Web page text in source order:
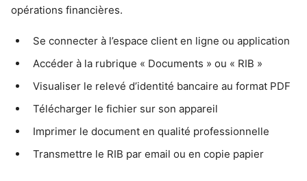
opérations financières.
Se connecter à l’espace client en ligne ou application
Accéder à la rubrique « Documents » ou « RIB »
Visualiser le relevé d’identité bancaire au format PDF
Télécharger le fichier sur son appareil
Imprimer le document en qualité professionnelle
Transmettre le RIB par email ou en copie papier